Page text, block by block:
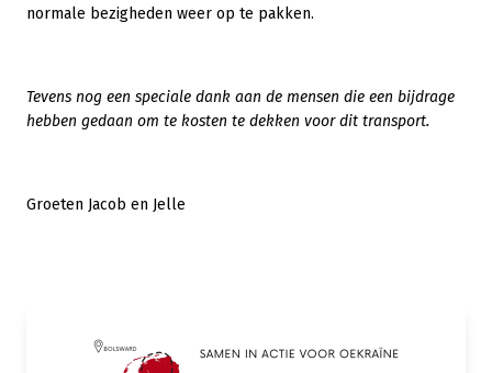
normale bezigheden weer op te pakken.
Tevens nog een speciale dank aan de mensen die een bijdrage
hebben gedaan om te kosten te dekken voor dit transport.
Groeten Jacob en Jelle